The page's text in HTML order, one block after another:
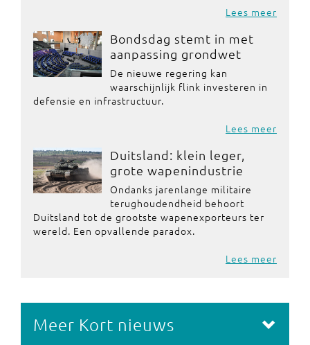
Lees meer
Bondsdag stemt in met
aanpassing grondwet
De nieuwe regering kan
waarschijnlijk flink investeren in
defensie en infrastructuur.
Lees meer
Duitsland: klein leger,
grote wapenindustrie
Ondanks jarenlange militaire
terughoudendheid behoort
Duitsland tot de grootste wapenexporteurs ter
wereld. Een opvallende paradox.
Lees meer
Meer Kort nieuws